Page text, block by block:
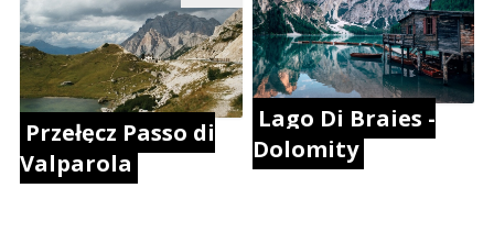
Przełęcz Passo di
Valparola
Lago Di Braies -
Dolomity